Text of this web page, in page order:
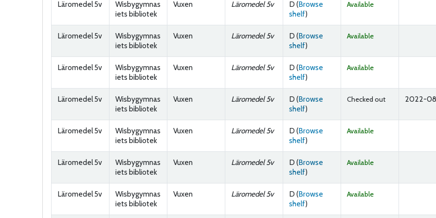
Läromedel 5v
Wisbygymnas
iets bibliotek
Vuxen Läromedel 5v D (Browse
shelf(Opens below)
)
Available
Läromedel 5v
Wisbygymnas
iets bibliotek
Vuxen Läromedel 5v D (Browse
shelf(Opens below)
)
Available
Läromedel 5v
Wisbygymnas
iets bibliotek
Vuxen Läromedel 5v D (Browse
shelf(Opens below)
)
Available
Läromedel 5v
Wisbygymnas
iets bibliotek
Vuxen Läromedel 5v D (Browse
shelf(Opens below)
)
Checked out 2022-
Läromedel 5v
Wisbygymnas
iets bibliotek
Vuxen Läromedel 5v D (Browse
shelf(Opens below)
)
Available
Läromedel 5v
Wisbygymnas
iets bibliotek
Vuxen Läromedel 5v D (Browse
shelf(Opens below)
)
Available
Läromedel 5v
Wisbygymnas
iets bibliotek
Vuxen Läromedel 5v D (Browse
shelf(Opens below)
)
Available